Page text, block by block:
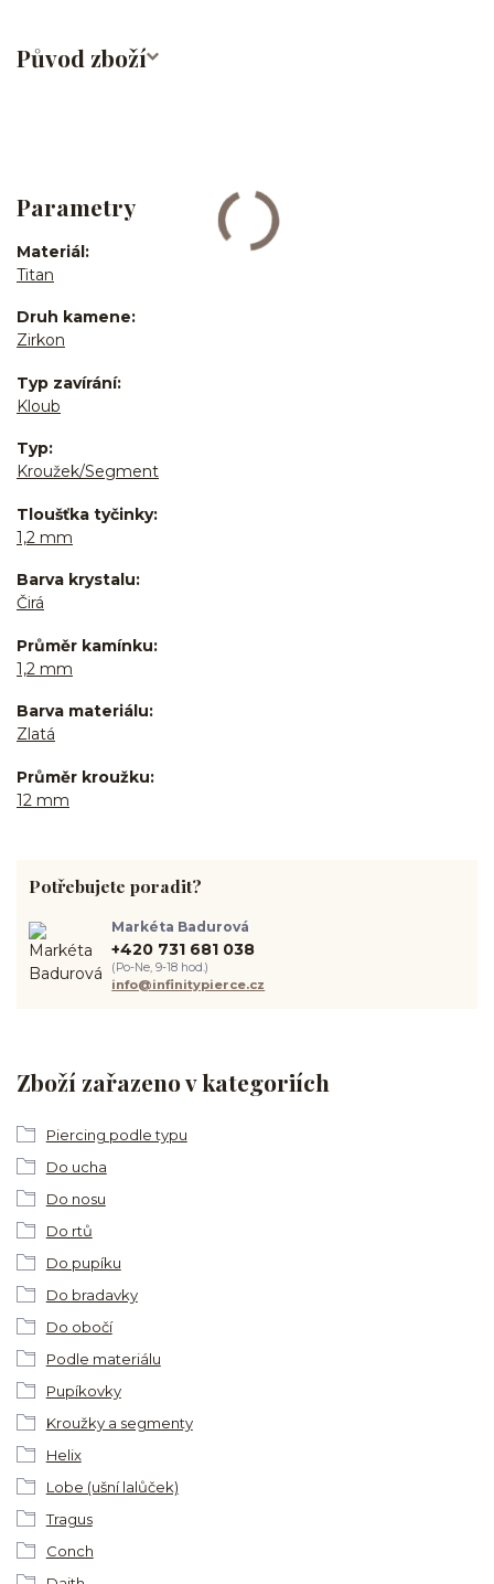
Původ zboží
Parametry
Materiál
Titan
Druh kamene
Zirkon
Typ zavírání
Kloub
Typ
Kroužek/Segment
Tloušťka tyčinky
1,2 mm
Barva krystalu
Čirá
Průměr kamínku
1,2 mm
Barva materiálu
Zlatá
Průměr kroužku
12 mm
Zboží zařazeno v kategoriích
Piercing podle typu
Do ucha
Do nosu
Do rtů
Do pupíku
Do bradavky
Do obočí
Podle materiálu
Pupíkovky
Kroužky a segmenty
Helix
Lobe (ušní lalůček)
Tragus
Conch
Potřebujete poradit?
Markéta Badurová
+420 731 681 038
(Po-Ne, 9-18 hod.)
info@infinitypierce.cz